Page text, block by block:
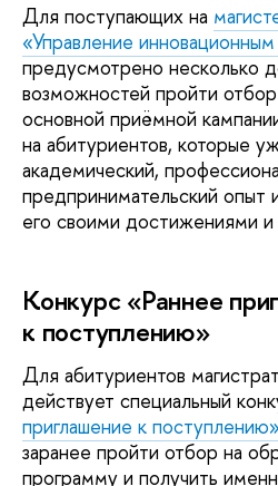
Для поступающих на
«Управление
предусмотрено несколько
возможностей пройти
основной приёмной
на абитуриентов, которые
академический,
предпринимательский опыт
его своими достижениями
Конкурс «Раннее
к поступлению»
Для абитуриентов
действует специальный
приглашение к поступлению»
заранее пройти отбор на
программу и получить